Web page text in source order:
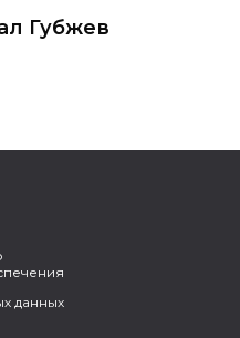
Губжев
данных